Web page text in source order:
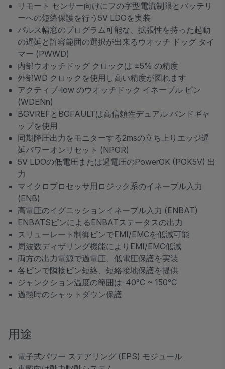
リモート センサー向けにフの字型電流制限とバッテリ
ーへの短絡保護を行う5V LDOを実装
パルス幅窓のプログラム可能な、拡張性を持った起動
の遅延と許容範囲の選択が出来るウオッチ ドッグ タイ
マー (PWWD)
内部ウオッチドッグ クロックは ±5% の精度
外部WD クロックを使用し高い精度が図れます
アクティブ-low のウオッチドック イネーブル ピン
(WDENn)
BGVREFとBGFAULTは高信頼性デュアル バンドギャ
ップを使用
同期降圧出力をモニターする2msの立ち上りエッジ遅
延パワーオンリセット (NPOR)
5V LDOの低電圧または過電圧のPowerOK (POK5V) 出
力
マイクロプロセッサ用ロジック系のイネーブル入力
(ENB)
高電圧のイグニッションイネーブル入力 (ENBAT)
ENBATSピンによるENBATステータスの出力
スリューレート制御ピンでEMI/EMCを低減可能
周波数ディザリング機能によりEMI/EMC低減
両方の出力電源で過電圧、低電圧保護を実装
各ピンで隣接ピン短絡、短絡接地保護を提供
ジャンクション温度の範囲は-40°C ~ 150°C
過熱時のシャットダウン保護
用途
電子式パワー ステアリング (EPS) モジュール